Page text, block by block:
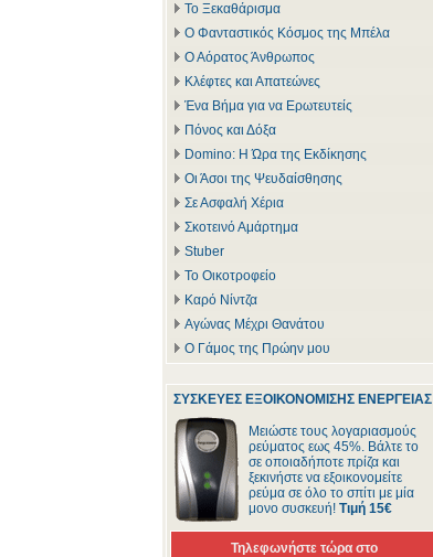
Το Ξεκαθάρισμα
Ο Φανταστικός Κόσμος της Μπέλα
Ο Αόρατος Άνθρωπος
Κλέφτες και Απατεώνες
Ένα Βήμα για να Ερωτευτείς
Πόνος και Δόξα
Domino: Η Ώρα της Εκδίκησης
Οι Άσοι της Ψευδαίσθησης
Σε Ασφαλή Χέρια
Σκοτεινό Αμάρτημα
Stuber
Το Οικοτροφείο
Καρό Νίντζα
Αγώνας Μέχρι Θανάτου
Ο Γάμος της Πρώην μου
ΣΥΣΚΕΥΕΣ ΕΞΟΙΚΟΝΟΜΙΣΗΣ ΕΝΕΡΓΕΙΑΣ
Μειώστε τους λογαριασμούς
ρεύματος εως 45%. Βάλτε το
σε οποιαδήποτε πρίζα και
ξεκινήστε να εξοικονομείτε
ρεύμα σε όλο το σπίτι με μία
μονο συσκευή! Τιμή 15€
Τηλεφωνήστε τώρα στο